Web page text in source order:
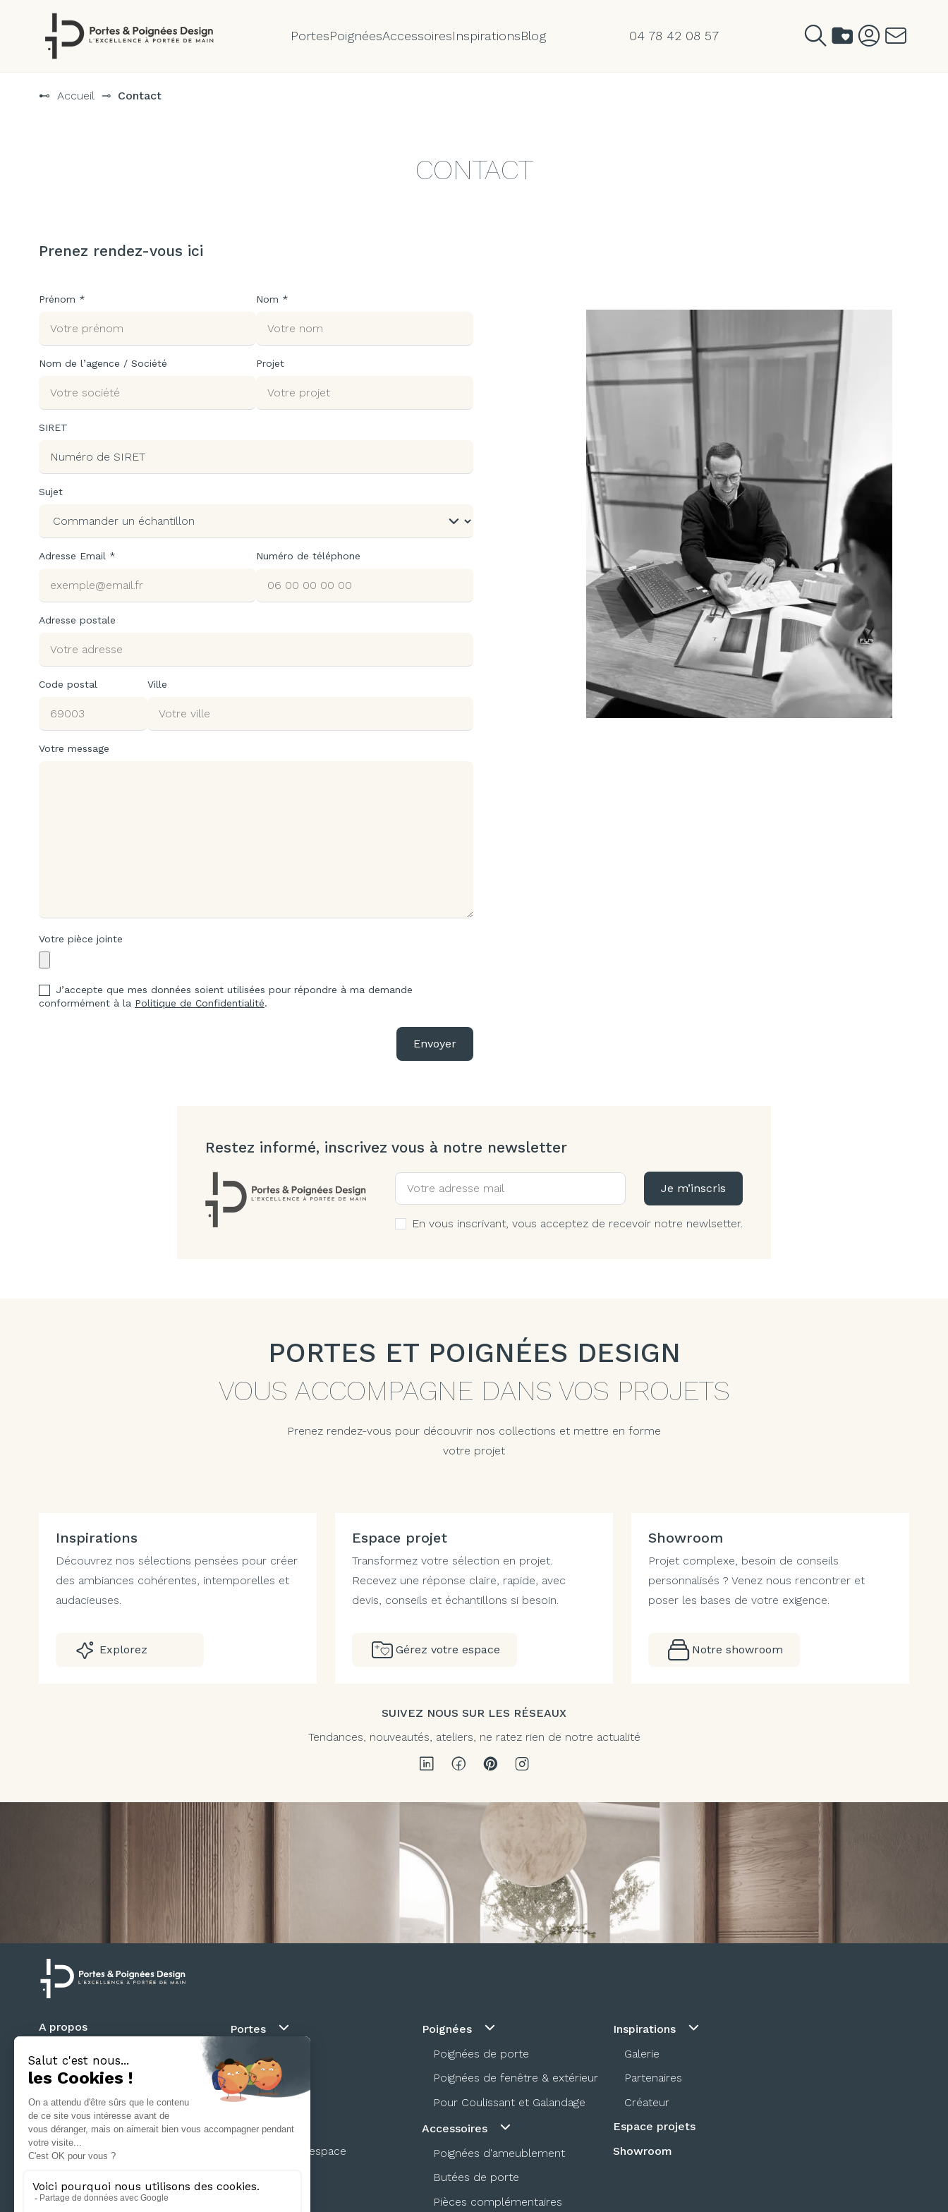
PortesPoignéesAccessoiresInspirationsBlog 04 78 42 08 57
⊷ Accueil ⊸ Contact
CONTACT
Prenez rendez-vous ici
Prénom * Nom *
Nom de l’agence / Société Projet
SIRET
Sujet
Adresse Email * Numéro de téléphone
Adresse postale
Code postal Ville
Votre message
Votre pièce jointe
J’accepte que mes données soient utilisées pour répondre à ma demande
conformément à la Politique de Confidentialité.
Envoyer
Restez informé, inscrivez vous à notre newsletter
Je m’inscris
En vous inscrivant, vous acceptez de recevoir notre newlsetter.
PORTES ET POIGNÉES DESIGN
VOUS ACCOMPAGNE DANS VOS PROJETS
Prenez rendez-vous pour découvrir nos collections et mettre en forme
votre projet
Inspirations
Découvrez nos sélections pensées pour créer
des ambiances cohérentes, intemporelles et
audacieuses.
Explorez
Espace projet
Transformez votre sélection en projet.
Recevez une réponse claire, rapide, avec
devis, conseils et échantillons si besoin.
Gérez votre espace
Showroom
Projet complexe, besoin de conseils
personnalisés ? Venez nous rencontrer et
poser les bases de votre exigence.
Notre showroom
SUIVEZ NOUS SUR LES RÉSEAUX
Tendances, nouveautés, ateliers, ne ratez rien de notre actualité
Portes
Battante
Coulissante
Galandage
Séparation d’espace
Poignées
Poignées de porte
Poignées de fenêtre & extérieur
Pour Coulissant et Galandage
Accessoires
Poignées d'ameublement
Butées de porte
Pièces complémentaires
Inspirations
Galerie
Partenaires
Créateur
Espace projets
Showroom
A propos
Contact
Suivez nous